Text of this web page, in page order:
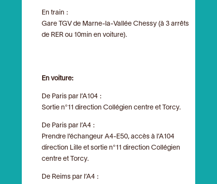
En train :
Gare TGV de Marne-la-Vallée Chessy (à 3 arrêts
de RER ou 10min en voiture).
En voiture:
De Paris par l’A104 :
Sortie n°11 direction Collégien centre et Torcy.
De Paris par l’A4 :
Prendre l’échangeur A4-E50, accès à l’A104
direction Lille et sortie n°11 direction Collégien
centre et Torcy.
De Reims par l’A4 :